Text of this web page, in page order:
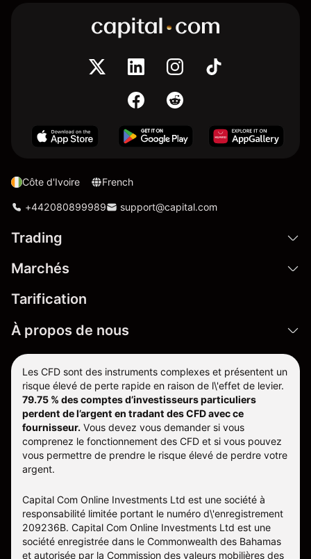
Côte d'Ivoire French
+442080899989 support@capital.com
Trading
Marchés
Tarification
À propos de nous
Les CFD sont des instruments complexes et présentent un
risque élevé de perte rapide en raison de l\'effet de levier.
79.75 % des comptes d’investisseurs particuliers
perdent de l’argent en tradant des CFD avec ce
fournisseur. Vous devez vous demander si vous
comprenez le fonctionnement des CFD et si vous pouvez
vous permettre de prendre le risque élevé de perdre votre
argent.
Capital Com Online Investments Ltd est une société à
responsabilité limitée portant le numéro d\'enregistrement
209236B. Capital Com Online Investments Ltd est une
société enregistrée dans le Commonwealth des Bahamas
et autorisée par la Commission des valeurs mobilières des